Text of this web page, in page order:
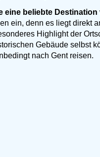
beliebte
ein, denn es liegt
Highlight der
Gebäude selbst
nach Gent reisen.